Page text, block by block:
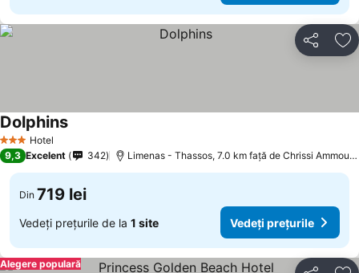
Distribuiți
3 SteleHotel
Dolphins
9,3 Excelent 342 Limenas - Thassos, 7.0 km faţă de Chrissi Ammoudia
Din 719 lei
Vedeți prețurile de la 1 site Vedeți prețurile
Alegere populară